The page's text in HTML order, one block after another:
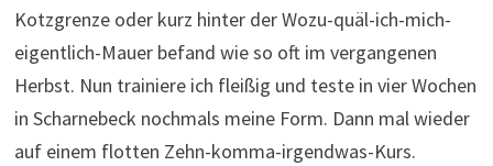
Kotzgrenze oder kurz hinter der Wozu-quäl-ich-mich-
eigentlich-Mauer befand wie so oft im vergangenen
Herbst. Nun trainiere ich fleißig und teste in vier Wochen
in Scharnebeck nochmals meine Form. Dann mal wieder
auf einem flotten Zehn-komma-irgendwas-Kurs.